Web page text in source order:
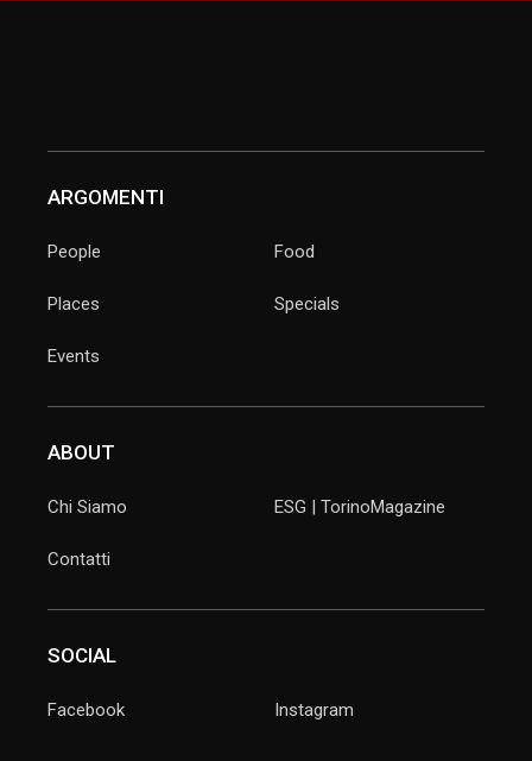
ARGOMENTI
People
Places
Events
Food
Specials
ABOUT
Chi Siamo
Contatti
ESG | TorinoMagazine
SOCIAL
Facebook Instagram